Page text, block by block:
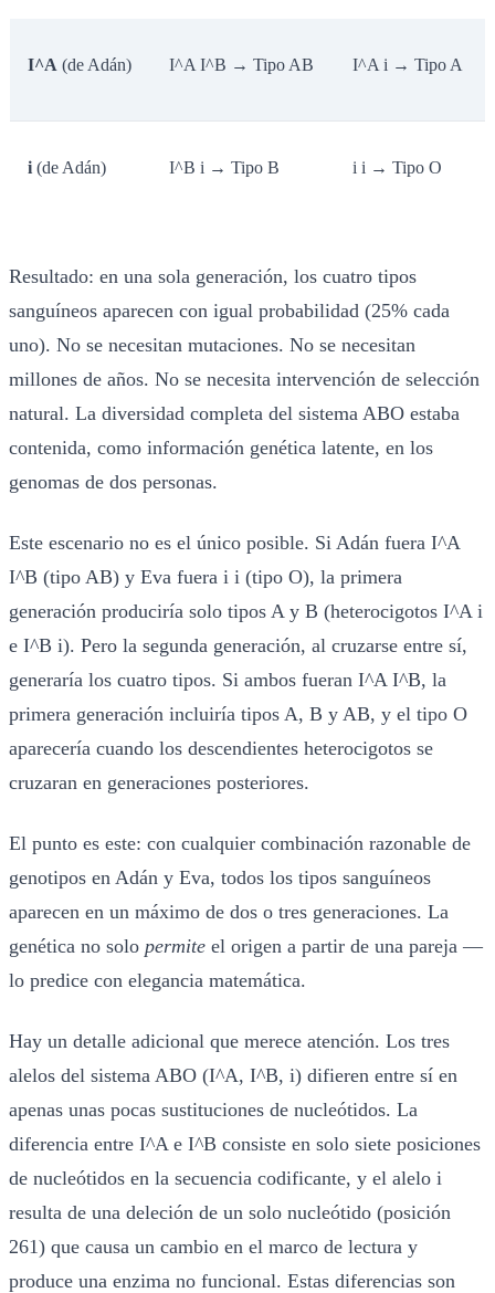
I^A (de Adán) I^A I^B → Tipo AB I^A i → Tipo A
i (de Adán) I^B i → Tipo B i i → Tipo O
Resultado: en una sola generación, los cuatro tipos
sanguíneos aparecen con igual probabilidad (25% cada
uno). No se necesitan mutaciones. No se necesitan
millones de años. No se necesita intervención de selección
natural. La diversidad completa del sistema ABO estaba
contenida, como información genética latente, en los
genomas de dos personas.
Este escenario no es el único posible. Si Adán fuera I^A
I^B (tipo AB) y Eva fuera i i (tipo O), la primera
generación produciría solo tipos A y B (heterocigotos I^A i
e I^B i). Pero la segunda generación, al cruzarse entre sí,
generaría los cuatro tipos. Si ambos fueran I^A I^B, la
primera generación incluiría tipos A, B y AB, y el tipo O
aparecería cuando los descendientes heterocigotos se
cruzaran en generaciones posteriores.
El punto es este: con cualquier combinación razonable de
genotipos en Adán y Eva, todos los tipos sanguíneos
aparecen en un máximo de dos o tres generaciones. La
genética no solo permite el origen a partir de una pareja —
lo predice con elegancia matemática.
Hay un detalle adicional que merece atención. Los tres
alelos del sistema ABO (I^A, I^B, i) difieren entre sí en
apenas unas pocas sustituciones de nucleótidos. La
diferencia entre I^A e I^B consiste en solo siete posiciones
de nucleótidos en la secuencia codificante, y el alelo i
resulta de una deleción de un solo nucleótido (posición
261) que causa un cambio en el marco de lectura y
produce una enzima no funcional. Estas diferencias son